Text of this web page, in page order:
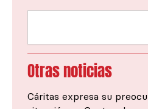
Otras noticias
Cáritas expresa su